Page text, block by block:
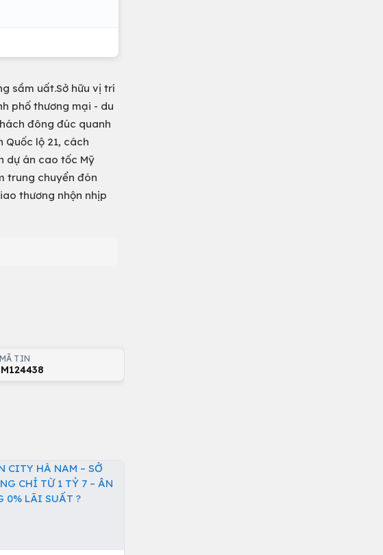
sầm uất.Sở hữu vị trí
phố thương mại - du
đông đúc quanh
lộ 21, cách
dự án cao tốc Mỹ
trung chuyển đón
thương nhộn nhịp
MÃ TIN